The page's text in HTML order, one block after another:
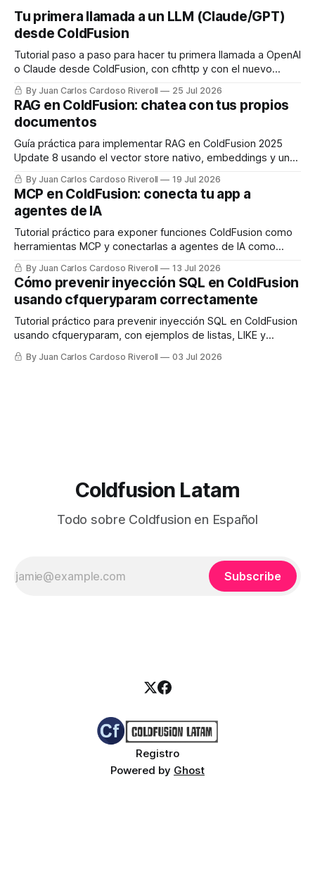
Tu primera llamada a un LLM (Claude/GPT)
desde ColdFusion
Tutorial paso a paso para hacer tu primera llamada a OpenAI
o Claude desde ColdFusion, con cfhttp y con el nuevo
framework de IA nativo de CF2025 Update 8.
By Juan Carlos Cardoso Riveroll 25 Jul 2026
RAG en ColdFusion: chatea con tus propios
documentos
Guía práctica para implementar RAG en ColdFusion 2025
Update 8 usando el vector store nativo, embeddings y un
LLM, con código real listo para usar.
By Juan Carlos Cardoso Riveroll 19 Jul 2026
MCP en ColdFusion: conecta tu app a
agentes de IA
Tutorial práctico para exponer funciones ColdFusion como
herramientas MCP y conectarlas a agentes de IA como
Claude.
By Juan Carlos Cardoso Riveroll 13 Jul 2026
Cómo prevenir inyección SQL en ColdFusion
usando cfqueryparam correctamente
Tutorial práctico para prevenir inyección SQL en ColdFusion
usando cfqueryparam, con ejemplos de listas, LIKE y
columnas dinámicas.
By Juan Carlos Cardoso Riveroll 03 Jul 2026
Coldfusion Latam
Todo sobre Coldfusion en Español
Subscribe
Registro
Powered by Ghost